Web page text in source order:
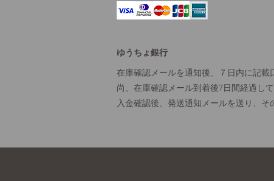
ゆうちょ銀行
在庫確認メールを通知後、７日内に記載
尚、在庫確認メール到着後7日間経過し
入金確認後、発送通知メールを送り、そ